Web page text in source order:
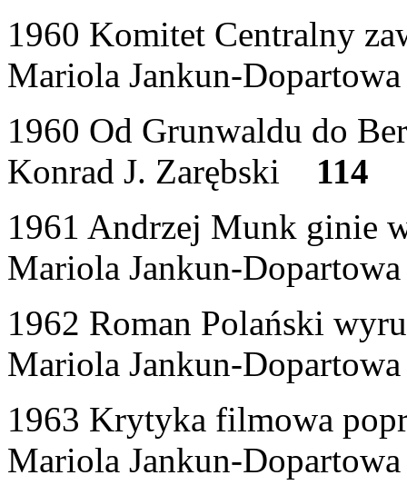
1960 Komitet Centralny
Mariola Jankun-
1960 Od Grunwaldu do
Konrad J. Zarębski 114
1961 Andrzej Munk ginie
Mariola Jankun-
1962 Roman Polański
Mariola Jankun-
1963 Krytyka filmowa
Mariola Jankun-